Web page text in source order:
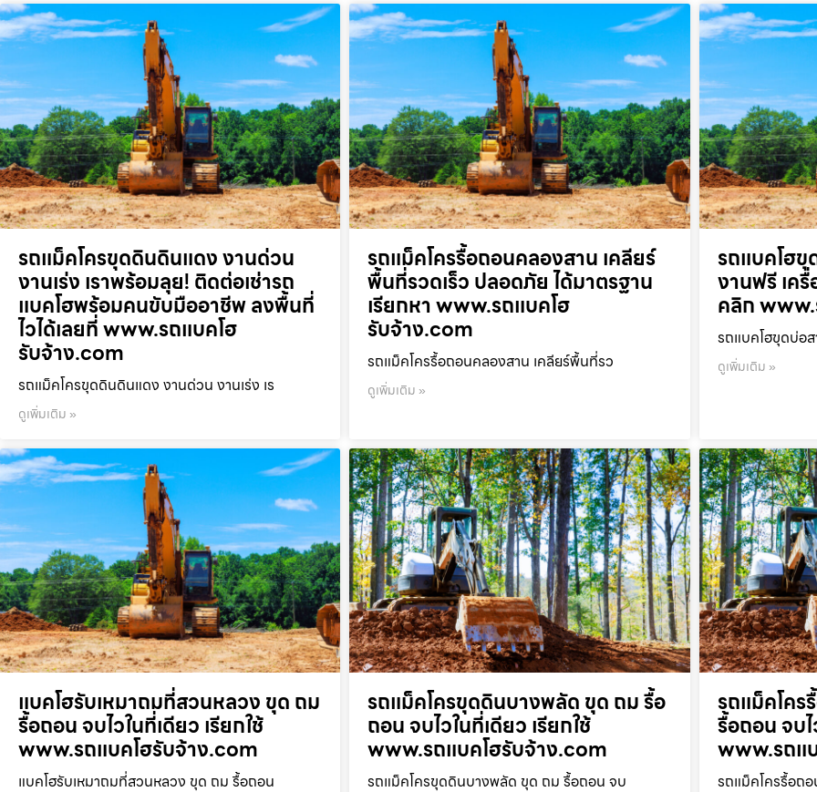
รถแม็คโครขุดดินดินแดง งานด่วน
งานเร่ง เราพร้อมลุย! ติดต่อเช่ารถ
แบคโฮพร้อมคนขับมืออาชีพ ลงพื้นที่
ไวได้เลยที่ www.รถแบคโฮ
รับจ้าง.com
รถแม็คโครขุดดินดินแดง งานด่วน งานเร่ง เร
ดูเพิ่มเติม »
รถแม็คโครรื้อถอนคลองสาน เคลียร์
พื้นที่รวดเร็ว ปลอดภัย ได้มาตรฐาน
เรียกหา www.รถแบคโฮ
รับจ้าง.com
รถแม็คโครรื้อถอนคลองสาน เคลียร์พื้นที่รว
ดูเพิ่มเติม »
รถแบคโฮขุ
งานฟรี เค
คลิก
รถแบคโฮขุดบ่อส
ดูเพิ่มเติม »
แบคโฮรับเหมาถมที่สวนหลวง ขุด ถม
รื้อถอน จบไวในที่เดียว เรียกใช้
www.รถแบคโฮรับจ้าง.com
แบคโฮรับเหมาถมที่สวนหลวง ขุด ถม รื้อถอน
รถแม็คโครขุดดินบางพลัด ขุด ถม รื้อ
ถอน จบไวในที่เดียว เรียกใช้
www.รถแบคโฮรับจ้าง.com
รถแม็คโครขุดดินบางพลัด ขุด ถม รื้อถอน จบ
รถแม็คโค
รื้อถอน จบไ
www.รถแ
รถแม็คโครรื้อถ